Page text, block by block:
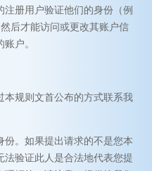
注册用户验证他们的身份（例
后才能访问或更改其账户信
户。
本规则文首公布的方式联系我
。如果提出请求的不是您本
法验证此人是合法地代表您提